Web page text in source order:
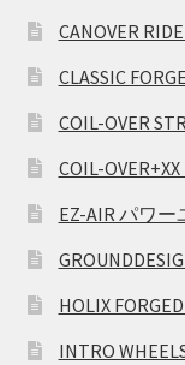
CANOVER
CLASSIC
COIL-OVER
COIL-
EZ-AIR パワー
HOLIX
INTRO